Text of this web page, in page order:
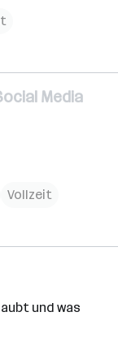
Media
Vollzeit
und was